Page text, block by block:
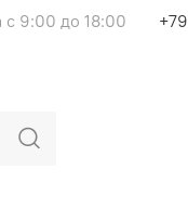
с 9:00 до 18:00